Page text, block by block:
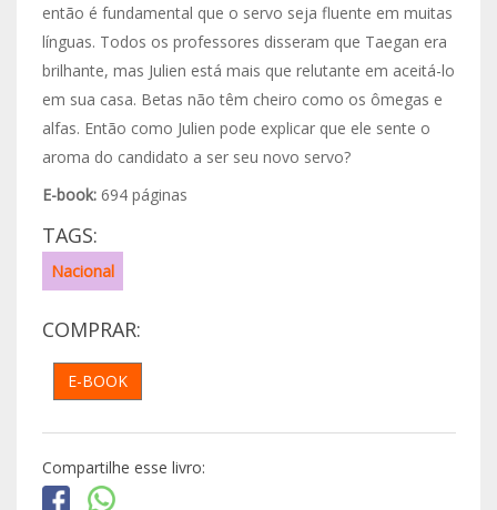
então é fundamental que o servo seja fluente em muitas
línguas. Todos os professores disseram que Taegan era
brilhante, mas Julien está mais que relutante em aceitá-lo
em sua casa. Betas não têm cheiro como os ômegas e
alfas. Então como Julien pode explicar que ele sente o
aroma do candidato a ser seu novo servo?
E-book:694 páginas
TAGS:
Nacional
COMPRAR:
E-BOOK
Compartilhe esse livro: